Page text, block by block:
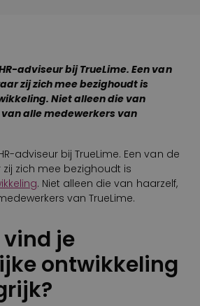
adviseur bij TrueLime. Een van
zij zich mee bezighoudt is
Niet alleen die van
alle medewerkers van
adviseur bij TrueLime. Een van de
zich mee bezighoudt is
. Niet alleen die van haarzelf,
van TrueLime.
je
ontwikkeling